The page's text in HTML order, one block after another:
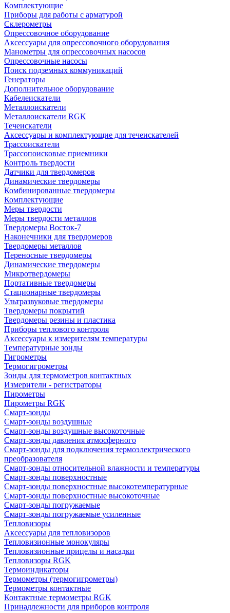
Комплектующие
Приборы для работы с арматурой
Склерометры
Опрессовочное оборудование
Аксессуары для опрессовочного оборудования
Манометры для опрессовочных насосов
Опрессовочные насосы
Поиск подземных коммуникаций
Генераторы
Дополнительное оборудование
Кабелеискатели
Металлоискатели
Металлоискатели RGK
Течеискатели
Аксессуары и комплектующие для течеискателей
Трассоискатели
Трассопоисковые приемники
Контроль твердости
Датчики для твердомеров
Динамические твердомеры
Комбинированные твердомеры
Комплектующие
Меры твердости
Меры твердости металлов
Твердомеры Восток-7
Наконечники для твердомеров
Твердомеры металлов
Переносные твердомеры
Динамические твердомеры
Микротвердомеры
Портативные твердомеры
Стационарные твердомеры
Ультразвуковые твердомеры
Твердомеры покрытий
Твердомеры резины и пластика
Приборы теплового контроля
Аксессуары к измерителям температуры
Температурные зонды
Гигрометры
Термогигрометры
Зонды для термометров контактных
Измерители - регистраторы
Пирометры
Пирометры RGK
Смарт-зонды
Смарт-зонды воздушные
Смарт-зонды воздушные высокоточные
Смарт-зонды давления атмосферного
Смарт-зонды для подключения термоэлектрического
преобразователя
Смарт-зонды относительной влажности и температуры
Смарт-зонды поверхностные
Смарт-зонды поверхностные высокотемпературные
Смарт-зонды поверхностные высокоточные
Смарт-зонды погружаемые
Смарт-зонды погружаемые усиленные
Тепловизоры
Аксессуары для тепловизоров
Тепловизионные монокуляры
Тепловизионные прицелы и насадки
Тепловизоры RGK
Термоиндикаторы
Термометры (термогигрометры)
Термометры контактные
Контактные термометры RGK
Принадлежности для приборов контроля